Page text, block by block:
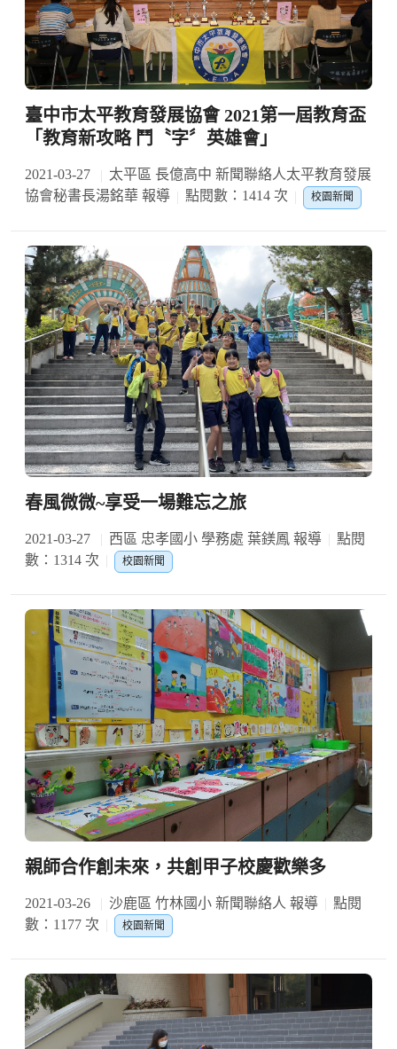
臺中市太平教育發展協會 2021第一屆教育盃
「教育新攻略 鬥〝字〞英雄會」
2021-03-27
太平區 長億高中 新聞聯絡人太平教育發展
協會秘書長湯銘華 報導
點閱數：1414 次 校園新聞
春風微微~享受一場難忘之旅
2021-03-27 西區 忠孝國小 學務處 葉鎂鳳 報導
點閱
數：1314 次
校園新聞
親師合作創未來，共創甲子校慶歡樂多
2021-03-26 沙鹿區 竹林國小 新聞聯絡人 報導
點閱
數：1177 次
校園新聞